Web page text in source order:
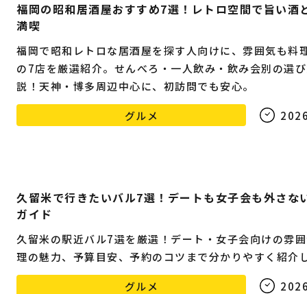
福岡の昭和居酒屋おすすめ7選！レトロ空間で旨い酒
満喫
福岡で昭和レトロな居酒屋を探す人向けに、雰囲気も料
の7店を厳選紹介。せんべろ・一人飲み・飲み会別の選
説！天神・博多周辺中心に、初訪問でも安心。
グルメ
久留米で行きたいバル7選！デートも女子会も外さな
ガイド
久留米の駅近バル7選を厳選！デート・女子会向けの雰
理の魅力、予算目安、予約のコツまで分かりやすく紹介
グルメ